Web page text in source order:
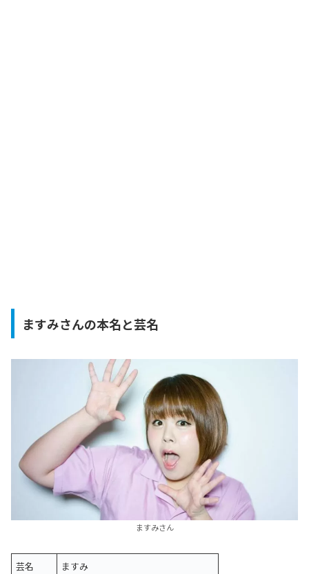
ますみさんの本名と芸名
ますみさん
芸名
ますみ